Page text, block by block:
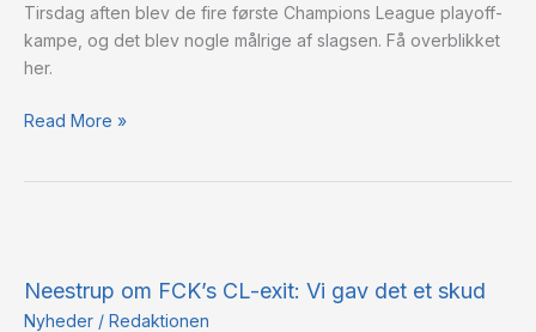
Tirsdag aften blev de fire første Champions League playoff-
kampe, og det blev nogle målrige af slagsen. Få overblikket
her.
kampe
Read More »
Neestrup om FCK’s CL-exit: Vi gav det et skud
Nyheder / Redaktionen
FCK’s
CL-